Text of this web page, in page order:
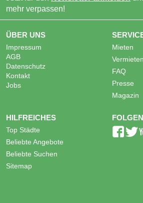
mehr verpassen!
ÜBER UNS
Impressum
AGB
Datenschutz
Kontakt
Jobs
Mieten
Vermieten
FAQ
Presse
Magazin
HILFREICHES
Top Städte
Beliebte Angebote
Beliebte Suchen
Sitemap